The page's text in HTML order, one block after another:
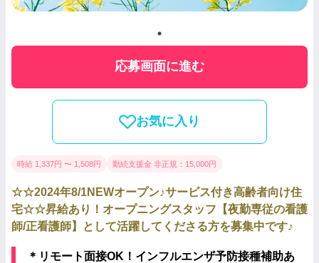
応募画面に進む
お気に入り
時給 1,337円 〜 1,508円 勤続支援金 非正規：15,000円
☆☆2024年8/1NEWオープン♪サービス付き高齢者向け住
宅☆☆昇給あり！オープニングスタッフ【夜勤専従の看護
師/正看護師】として活躍してくださる方を募集中です♪
＊リモート面接OK！インフルエンザ予防接種補助あ